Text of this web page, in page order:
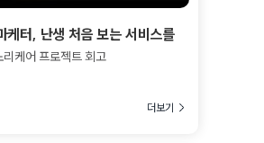
케터, 난생 처음 보는 서비스를
케어 프로젝트 회고
더보기